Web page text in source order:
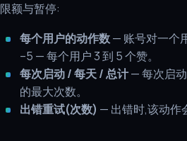
限额与暂停:
每个用户的动作数— 账号对一个
–5 — 每个用户 3 到 5 个赞。
每次启动 / 每天 / 总计— 每次启
的最大次数。
出错重试(次数) — 出错时,该动作